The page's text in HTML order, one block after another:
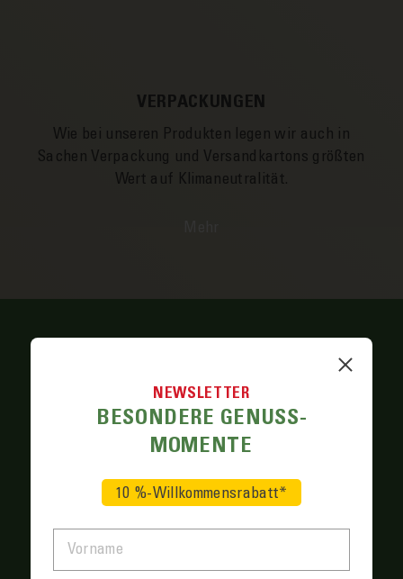
VERPACKUNGEN
Wie bei unseren Produkten legen wir auch in
Sachen Ver­­packung und Versand­­kartons größten
Wert auf Klima­­neutralität.
Unser er­klärtes Ziel ist die CO₂-neutrale
wir die Betriebs­prozesse an unserem nach­haltigen
Geflügel­hof optimiert und ver­schiedene Maß­namen
zur Reduktion von Treibhaus­gasen ein­geführt.
REGIONALITÄT UND
KREISLAUFWIRTSCHAFT
NEWSLETTER
BESONDERE GENUSS­
MOMENTE
10 %-Willkommensrabatt*